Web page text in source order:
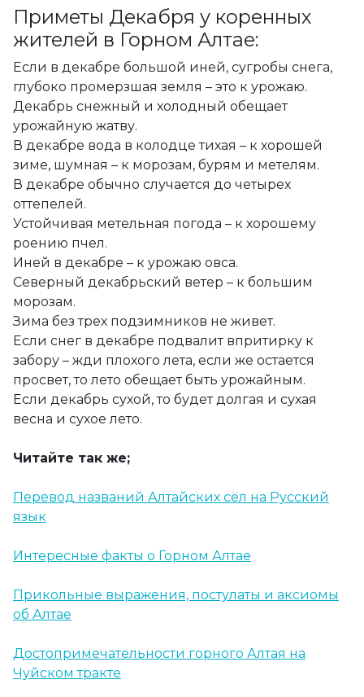
Приметы Декабря у коренных
жителей в Горном Алтае:
Если в декабре большой иней, сугробы снега,
глубоко промерзшая земля – это к урожаю.
Декабрь снежный и холодный обещает
урожайную жатву.
В декабре вода в колодце тихая – к хорошей
зиме, шумная – к морозам, бурям и метелям.
В декабре обычно случается до четырех
оттепелей.
Устойчивая метельная погода – к хорошему
роению пчел.
Иней в декабре – к урожаю овса.
Северный декабрьский ветер – к большим
морозам.
Зима без трех подзимников не живет.
Если снег в декабре подвалит впритирку к
забору – жди плохого лета, если же остается
просвет, то лето обещает быть урожайным.
Если декабрь сухой, то будет долгая и сухая
весна и сухое лето.
Читайте так же;
Перевод названий Алтайских сёл на Русский
язык
Интересные факты о Горном Алтае
Прикольные выражения, постулаты и аксиомы
об Алтае
Достопримечательности горного Алтая на
Чуйском тракте